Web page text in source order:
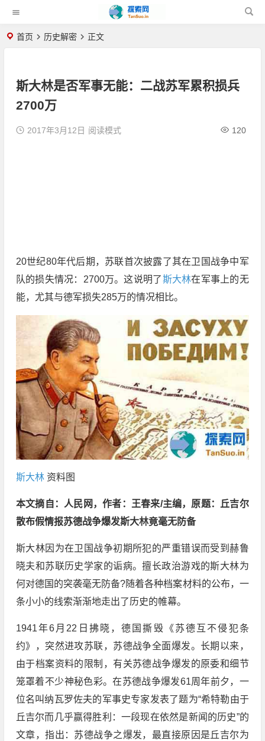
首页 历史解密 正文
斯大林是否军事无能：二战苏军累积损兵
2700万
2017年3月12日 120
阅读模式
20世纪80年代后期，苏联首次披露了其在卫国战争中军
队的损失情况：2700万。这说明了斯大林在军事上的无
能，尤其与德军损失285万的情况相比。
斯大林资料图
本文摘自：人民网，作者：王春来/主编，原题：丘吉尔
散布假情报苏德战争爆发斯大林竟毫无防备
斯大林因为在卫国战争初期所犯的严重错误而受到赫鲁
晓夫和苏联历史学家的诟病。擅长政治游戏的斯大林为
何对德国的突袭毫无防备?随着各种档案材料的公布，一
条小小的线索渐渐地走出了历史的帷幕。
1941年6月22日拂晓，德国撕毁《苏德互不侵犯条
约》，突然进攻苏联，苏德战争全面爆发。长期以来，
由于档案资料的限制，有关苏德战争爆发的原委和细节
笼罩着不少神秘色彩。在苏德战争爆发61周年前夕，一
位名叫纳瓦罗佐夫的军事史专家发表了题为“希特勒由于
丘吉尔而几乎赢得胜利：一段现在依然是新闻的历史”的
文章，指出：苏德战争之爆发，最直接原因是丘吉尔为